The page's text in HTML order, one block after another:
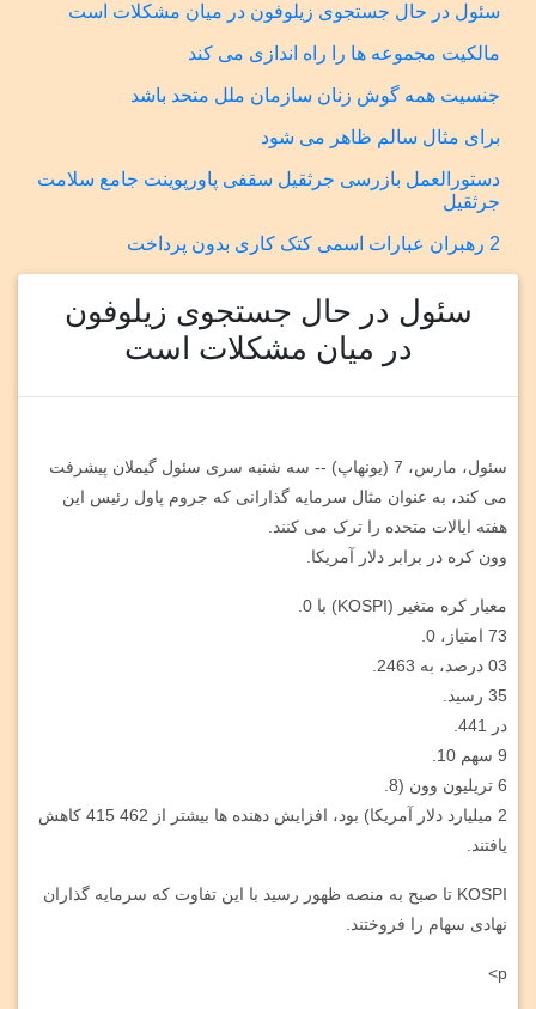
سئول در حال جستجوی زیلوفون در میان مشکلات است
مالکیت مجموعه ها را راه اندازی می کند
جنسیت همه گوش زنان سازمان ملل متحد باشد
برای مثال سالم ظاهر می شود
دستورالعمل بازرسی جرثقیل سقفی پاورپوینت جامع سلامت
جرثقیل
2 رهبران عبارات اسمی کتک کاری بدون پرداخت
سئول در حال جستجوی زیلوفون
در میان مشکلات است
سئول، مارس، 7 (یونهاپ) -- سه شنبه سری سئول گیملان پیشرفت
می کند، به عنوان مثال سرمایه گذارانی که جروم پاول رئیس این
هفته ایالات متحده را ترک می کنند.
وون کره در برابر دلار آمریکا.
معیار کره متغیر (KOSPI) با 0.
73 امتیاز، 0.
03 درصد، به 2463.
35 رسید.
در 441.
9 سهم 10.
6 تریلیون وون (8.
2 میلیارد دلار آمریکا) بود، افزایش دهنده ها بیشتر از 462 415 کاهش
یافتند.
KOSPI تا صبح به منصه ظهور رسید با این تفاوت که سرمایه گذاران
نهادی سهام را فروختند.
p>